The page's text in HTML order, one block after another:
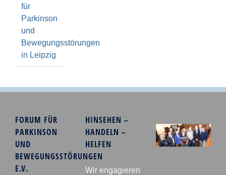
für
Parkinson
und
Bewegungsstörungen
in Leipzig
FORUM FÜR
PARKINSON
UND
BEWEGUNGSSTÖRUNGEN
E.V.
HINSEHEN –
HANDELN –
HELFEN
Wir engagieren